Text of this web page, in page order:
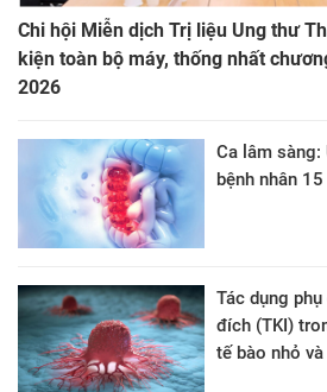
Chi hội Miễn dịch Trị liệu Ung thư
kiện toàn bộ máy, thống nhất
2026
Ca lâm
bệnh nhân
Tác dụng
đích (TKI)
tế bào nhỏ